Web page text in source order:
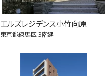
エルズレジデンス小竹向原
東京都練馬区3階建